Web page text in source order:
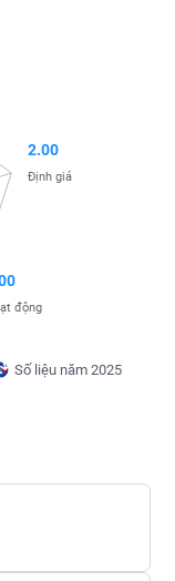
Số liệu năm 2025
2.00
Định giá
động